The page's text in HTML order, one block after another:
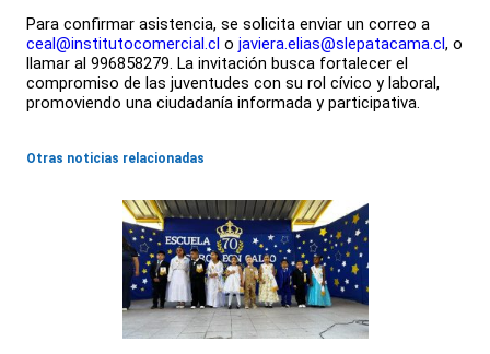
Para confirmar asistencia, se solicita enviar un correo a
ceal@institutocomercial.cl o javiera.elias@slepatacama.cl, o
llamar al 996858279. La invitación busca fortalecer el
compromiso de las juventudes con su rol cívico y laboral,
promoviendo una ciudadanía informada y participativa.
Otras noticias relacionadas